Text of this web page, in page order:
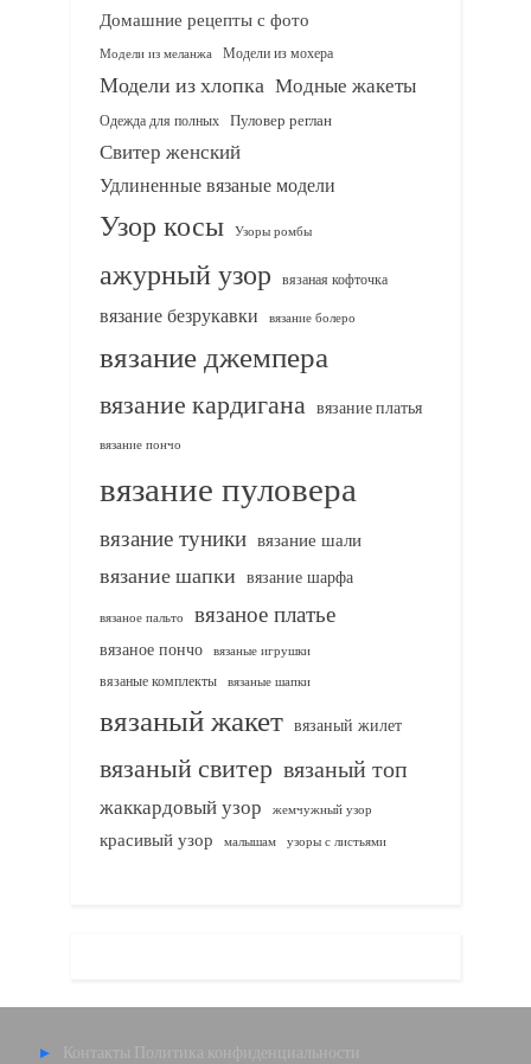
Домашние рецепты с фото
Модели из меланжа Модели из мохера
Модели из хлопка Модные жакеты
Одежда для полных Пуловер реглан
Свитер женский
Удлиненные вязаные модели
Узор косы Узоры ромбы
ажурный узор вязаная кофточка
вязание безрукавки вязание болеро
вязание джемпера
вязание кардигана вязание платья
вязание пончо
вязание пуловера
вязание туники вязание шали
вязание шапки вязание шарфа
вязаное пальто вязаное платье
вязаное пончо вязаные игрушки
вязаные комплекты
вязаные шапки
вязаный жакет вязаный жилет
вязаный свитер вязаный топ
жаккардовый узор жемчужный узор
красивый узор малышам узоры с листьями
Контакты Политика конфиденциальности